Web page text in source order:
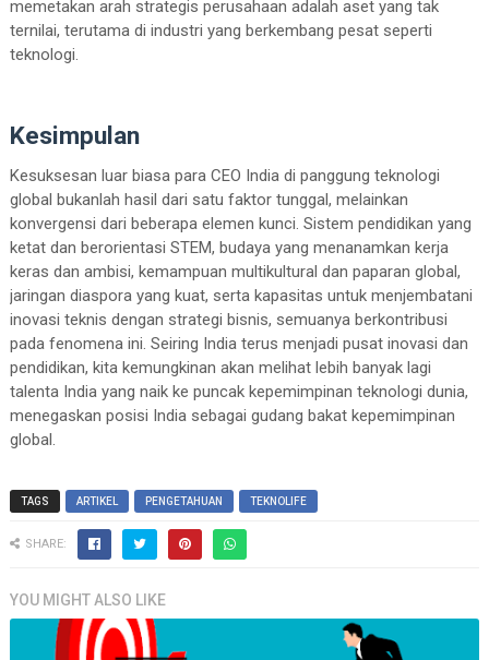
memetakan arah strategis perusahaan adalah aset yang tak
ternilai, terutama di industri yang berkembang pesat seperti
teknologi.
Kesimpulan
Kesuksesan luar biasa para CEO India di panggung teknologi
global bukanlah hasil dari satu faktor tunggal, melainkan
konvergensi dari beberapa elemen kunci. Sistem pendidikan yang
ketat dan berorientasi STEM, budaya yang menanamkan kerja
keras dan ambisi, kemampuan multikultural dan paparan global,
jaringan diaspora yang kuat, serta kapasitas untuk menjembatani
inovasi teknis dengan strategi bisnis, semuanya berkontribusi
pada fenomena ini. Seiring India terus menjadi pusat inovasi dan
pendidikan, kita kemungkinan akan melihat lebih banyak lagi
talenta India yang naik ke puncak kepemimpinan teknologi dunia,
menegaskan posisi India sebagai gudang bakat kepemimpinan
global.
TAGS ARTIKEL PENGETAHUAN TEKNOLIFE
SHARE:
YOU MIGHT ALSO LIKE